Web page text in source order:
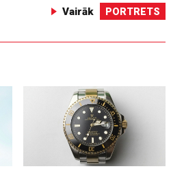
Vairāk PORTRETS